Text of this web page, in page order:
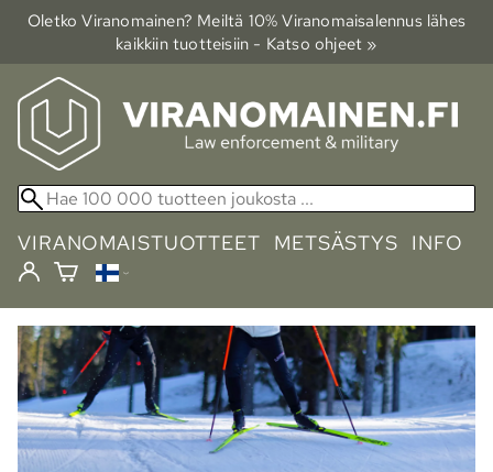
Oletko Viranomainen? Meiltä 10% Viranomais­alennus lähes
kaikkiin tuotteisiin - Katso ohjeet »
VIRANOMAISTUOTTEET METSÄSTYS INFO